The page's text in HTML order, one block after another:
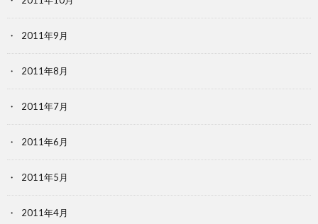
2011年9月
2011年8月
2011年7月
2011年6月
2011年5月
2011年4月